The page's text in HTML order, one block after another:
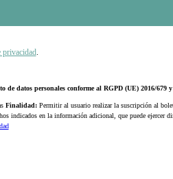
privacidad.
de datos personales conforme al RGPD (UE) 2016/679
Finalidad:Permitir al usuario realizar la suscripción al
indicados en la información adicional, que puede